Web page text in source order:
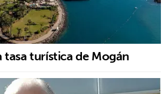
tasa turística de Mogán